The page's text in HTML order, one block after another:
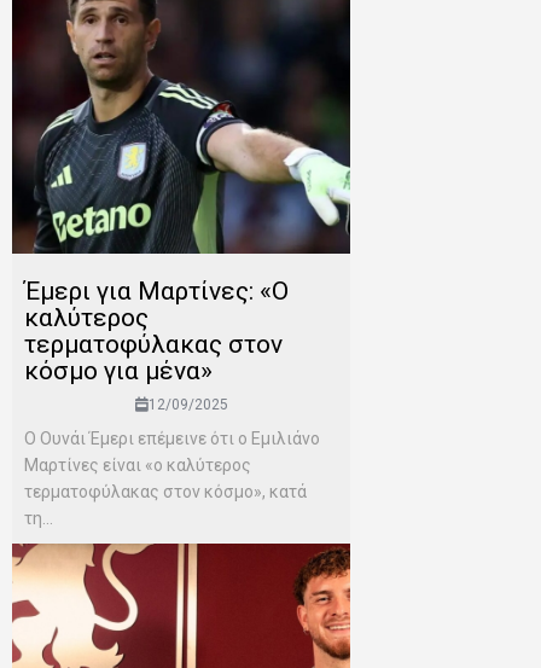
Έμερι για Μαρτίνες: «Ο
καλύτερος
τερματοφύλακας στον
κόσμο για μένα»
12/09/2025
Ο Ουνάι Έμερι επέμεινε ότι ο Εμιλιάνο
Μαρτίνες είναι «ο καλύτερος
τερματοφύλακας στον κόσμο», κατά
τη...